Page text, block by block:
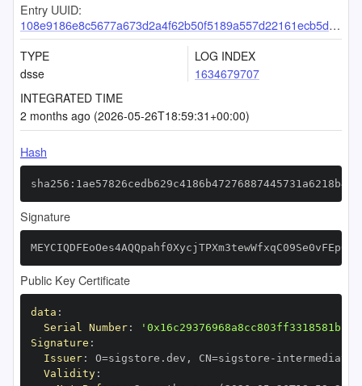
Entry UUID:
108e9186e8c5677a673d2a4f62b50f5189a557d22161ecb5de2f48fb07fed781bd2b88d4443bbce0
TYPE
dsse
LOG INDEX
1634679707
INTEGRATED TIME
2 months ago (2026-05-26T18:59:31+00:00)
Hash
Signature
Public Key Certificate
data :
Serial Number:
Signature :
Issuer: O=sigstore.dev , CN=sigstore -
Validity: